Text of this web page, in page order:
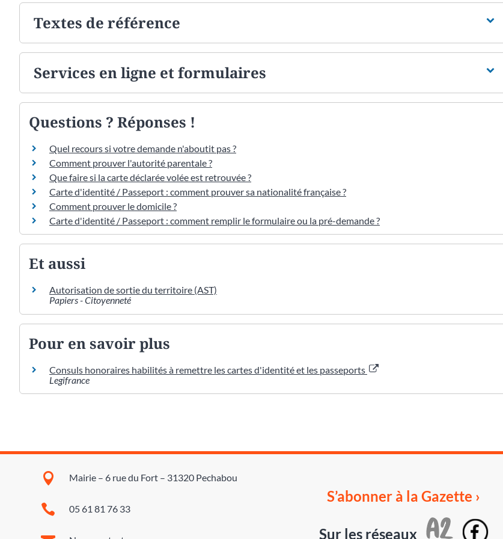
Textes de référence
Services en ligne et formulaires
Questions ? Réponses !
Quel recours si votre demande n'aboutit pas ?
Comment prouver l'autorité parentale ?
Que faire si la carte déclarée volée est retrouvée ?
Carte d'identité / Passeport : comment prouver sa nationalité française ?
Comment prouver le domicile ?
Carte d'identité / Passeport : comment remplir le formulaire ou la pré-demande ?
Et aussi
Autorisation de sortie du territoire (AST)
Papiers - Citoyenneté
Pour en savoir plus
Consuls honoraires habilités à remettre les cartes d'identité et les passeports
Legifrance
 Mairie – 6 rue du Fort – 31320 Pechabou
 05 61 81 76 33
S’abonner à la Gazette ›
Sur les réseaux